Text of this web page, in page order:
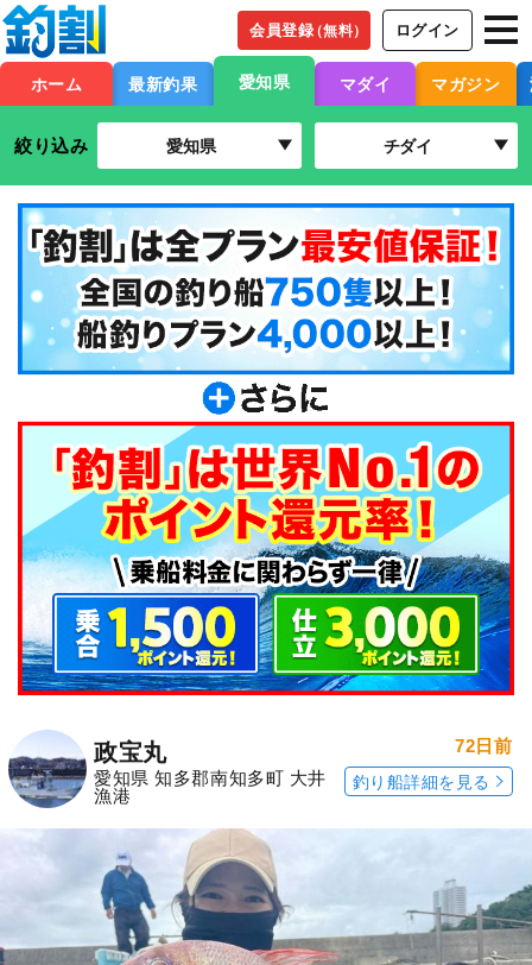
会員登録（無料） ログイン
ホーム 最新釣果 愛知県 マダイ マガジン
絞り込み 愛知県 チダイ
政宝丸
愛知県 知多郡南知多町 大井
漁港
72日前
釣り船詳細を見る